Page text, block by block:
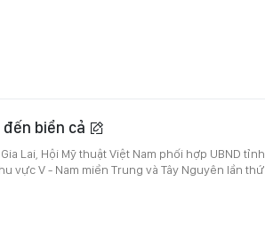
biển cả
Lai, Hội Mỹ thuật Việt Nam phối hợp UBND tỉnh
vực V - Nam miền Trung và Tây Nguyên lần thứ